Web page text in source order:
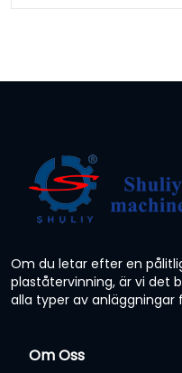
Om du letar efter en
plaståtervinning, är vi det
alla typer av anläggningar
Om Oss